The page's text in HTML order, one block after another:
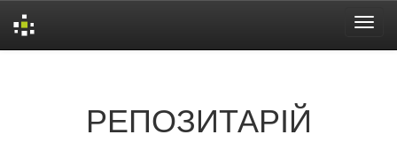
РЕПОЗИТАРІЙ